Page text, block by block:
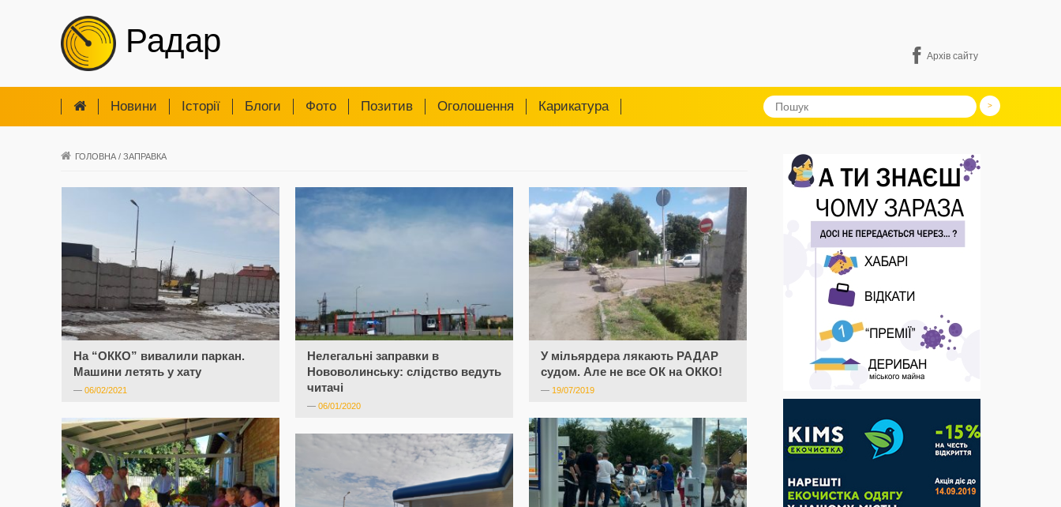
Радар Архів сайту
Новини Iсторії Блоги Фото Позитив Оголошення Карикатура
ГОЛОВНА / ЗАПРАВКА
На “ОККО” вивалили паркан.
Машини летять у хату
— 06/02/2021
Нелегальні заправки в
Нововолинську: слідство ведуть
читачі
— 06/01/2020
У мільярдера лякають РАДАР
судом. Але не все ОК на ОККО!
— 19/07/2019